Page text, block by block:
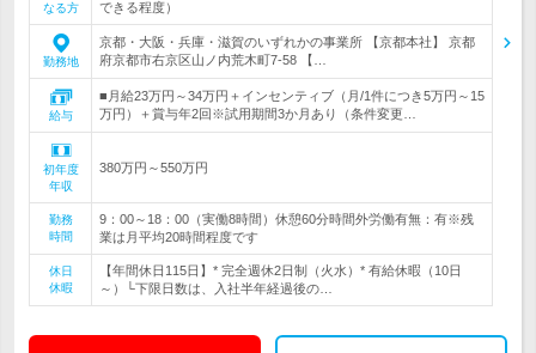
なる方
できる程度）
勤務地
京都・大阪・兵庫・滋賀のいずれかの事業所 【京都本社】 京都
府京都市右京区山ノ内荒木町7-58 【…
給与
■月給23万円～34万円＋インセンティブ（月/1件につき5万円～15
万円）＋賞与年2回※試用期間3か月あり（条件変更…
初年度
年収
380万円～550万円
勤務
時間
9：00～18：00（実働8時間）休憩60分時間外労働有無：有※残
業は月平均20時間程度です
休日
休暇
【年間休日115日】* 完全週休2日制（火水）* 有給休暇（10日
～）└下限日数は、入社半年経過後の…